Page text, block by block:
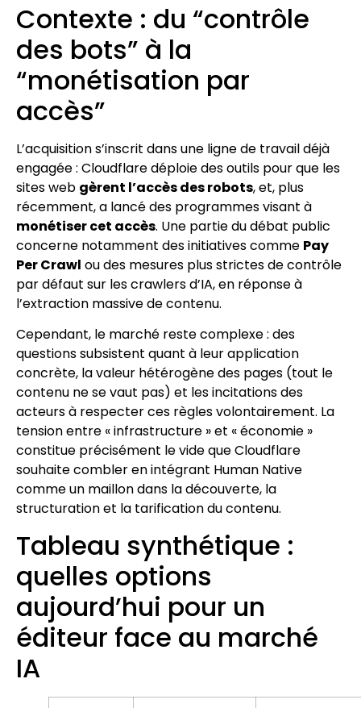
Contexte : du “contrôle
des bots” à la
“monétisation par
accès”
L’acquisition s’inscrit dans une ligne de travail déjà
engagée : Cloudflare déploie des outils pour que les
sites web gèrent l’accès des robots, et, plus
récemment, a lancé des programmes visant à
monétiser cet accès. Une partie du débat public
concerne notamment des initiatives comme Pay
Per Crawl ou des mesures plus strictes de contrôle
par défaut sur les crawlers d’IA, en réponse à
l’extraction massive de contenu.
Cependant, le marché reste complexe : des
questions subsistent quant à leur application
concrète, la valeur hétérogène des pages (tout le
contenu ne se vaut pas) et les incitations des
acteurs à respecter ces règles volontairement. La
tension entre « infrastructure » et « économie »
constitue précisément le vide que Cloudflare
souhaite combler en intégrant Human Native
comme un maillon dans la découverte, la
structuration et la tarification du contenu.
Tableau synthétique :
quelles options
aujourd’hui pour un
éditeur face au marché
IA